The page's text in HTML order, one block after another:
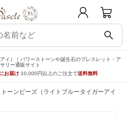
search
イ）｜パワーストーンや誕生石のブレスレット・ア
リー通販サイト
お届け 10,000円以上のご注文で送料無料
トーンビーズ（ライトブルータイガーアイ）